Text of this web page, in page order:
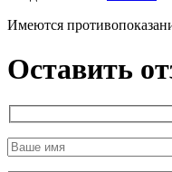
Имеются
Оставить